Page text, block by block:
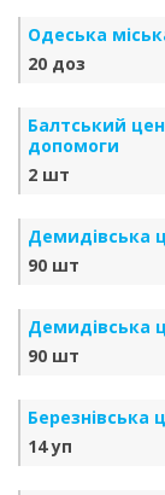
Одеська
20 доз
Балтський
допомоги
2 шт
Демидівська
90 шт
Демидівська
90 шт
Березнівська
14 уп